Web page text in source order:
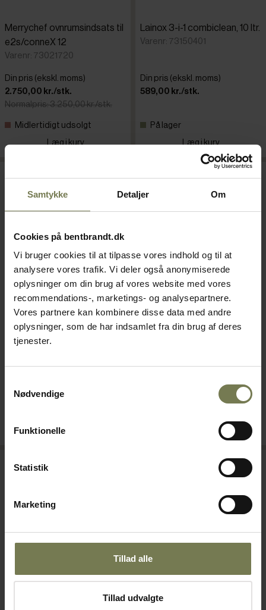
Samtykke Detaljer Om
Cookies på bentbrandt.dk
Vi bruger cookies til at tilpasse vores indhold og til at
analysere vores trafik. Vi deler også anonymiserede
oplysninger om din brug af vores website med vores
recommendations-, marketings- og analysepartnere.
Vores partnere kan kombinere disse data med andre
oplysninger, som de har indsamlet fra din brug af deres
tjenester.
Nødvendige
Funktionelle
Statistik
Marketing
Tillad alle
Tillad udvalgte
Merrychef ovnrumsindsats til
e2s/conneX 12
Varenr: 73021720
Din pris (ekskl. moms)
2.750,00 kr./stk.
Normalpris: 3.250,00 kr./stk.
Midlertidigt udsolgt
Læg i kurv
Lainox 3-i-1 combiclean, 10 ltr.
Varenr: 73150401
Din pris (ekskl. moms)
589,00 kr./stk.
På lager
Læg i kurv
Lainox Calfree afkalkning,
grøn, 10 ltr.
Varenr: 73151919
Din pris (ekskl. moms)
Læg i kurv
Rational hældetud til dunk,
blå
Din pris (ekskl. moms)
Læg i kurv
Lainox plejemiddel til Oracle